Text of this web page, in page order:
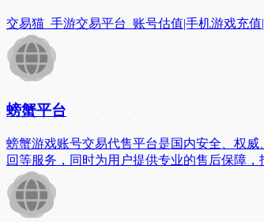
交易猫_手游交易平台_账号估值|手机游戏充
螃蟹平台
螃蟹游戏账号交易代售平台是国内安全、权
回等服务，同时为用户提供专业的售后保障